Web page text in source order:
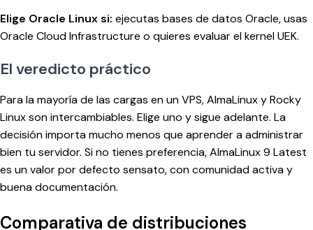
Elige Oracle Linux si: ejecutas bases de datos Oracle, usas
Oracle Cloud Infrastructure o quieres evaluar el kernel UEK.
El veredicto práctico
Para la mayoría de las cargas en un VPS, AlmaLinux y Rocky
Linux son intercambiables. Elige uno y sigue adelante. La
decisión importa mucho menos que aprender a administrar
bien tu servidor. Si no tienes preferencia, AlmaLinux 9 Latest
es un valor por defecto sensato, con comunidad activa y
buena documentación.
Comparativa de distribuciones